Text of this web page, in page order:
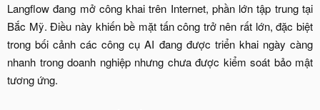
Langflow đang mở công khai trên Internet, phần lớn tập trung tại
Bắc Mỹ. Điều này khiến bề mặt tấn công trở nên rất lớn, đặc biệt
trong bối cảnh các công cụ AI đang được triển khai ngày càng
nhanh trong doanh nghiệp nhưng chưa được kiểm soát bảo mật
tương ứng.